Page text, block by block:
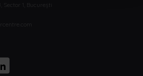
Sector 1, București